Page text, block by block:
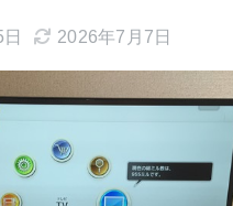
2026年7月7日